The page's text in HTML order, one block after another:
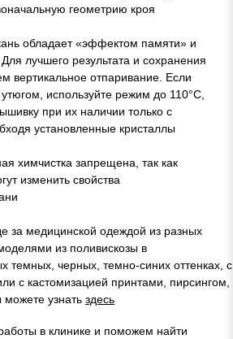
геометрию кроя
обладает «эффектом памяти» и
лучшего результата и сохранения
вертикальное отпаривание. Если
используйте режим до 110°C,
при их наличии только с
установленные кристаллы
химчистка запрещена, так как
изменить свойства
за медицинской одеждой из разных
из поливискозы в
темных, черных, темно-синих оттенках, с
с кастомизацией принтами, пирсингом,
узнать здесь
в клинике и поможем найти